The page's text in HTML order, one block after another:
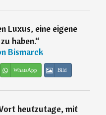
Luxus, eine eigene
haben.“
Bismarck
WhatsApp Bild
heutzutage, mit